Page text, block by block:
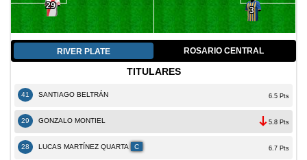
29 3
RIVER PLATE ROSARIO CENTRAL
TITULARES
41 SANTIAGO BELTRÁN 6.5 Pts
29 GONZALO MONTIEL 5.8 Pts
28 LUCAS MARTÍNEZ QUARTA C 6.7 Pts